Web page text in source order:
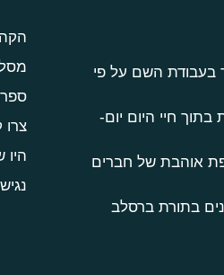
בעבודת השם על פי
בתוך חיי היום יום-
אוהבת של חברים
בתורת ברסלב
היו